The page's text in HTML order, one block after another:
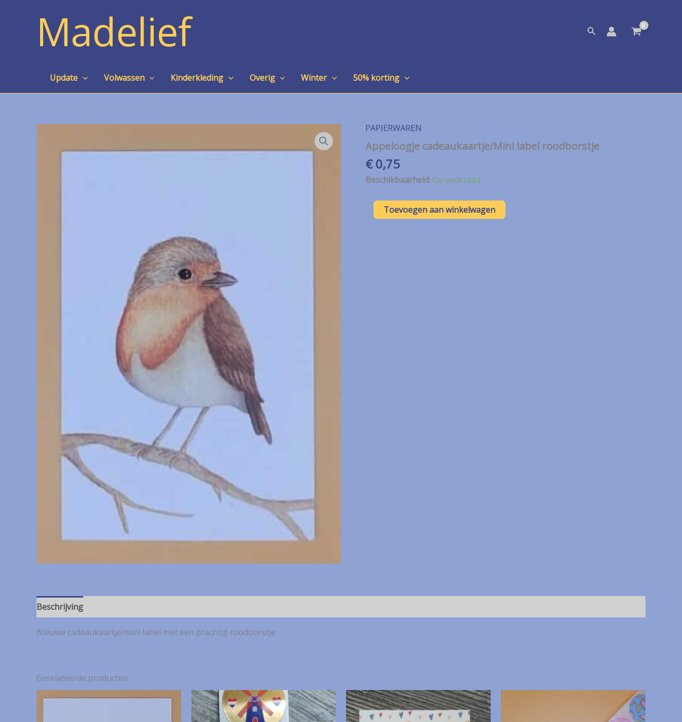
Madelief Zoeken
Update Volwassen Kinderkleding Overig Winter 50% korting
PAPIERWAREN
Appeloogje cadeaukaartje/Mini label roodborstje
€0,75
Beschikbaarheid:Op voorraad
Appeloogje
cadeaukaartje/Mini
Toevoegen aan winkelwagen
Beschrijving
Nieuwe cadeaukaartje/mini label met een prachtig roodborstje
Gerelateerde producten